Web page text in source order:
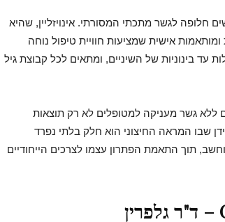
חלופה לגשר מתכתי המסורתי. אינויזליין, שהיא
אישית שמציעות חוויית טיפול נוחה
עד בינוניות של השיניים, ומתאים לכל קבוצת גיל
ללא גשר מעניקה למטופלים לא רק תוצאות
שבו המראה החיצוני הוא חלק בלתי נפרד
תוך התאמת הפתרון עצמו לצרכים הייחודיים